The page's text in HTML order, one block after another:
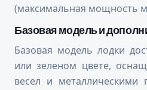
(максимальная мощность
Базовая модель и
Базовая модель лодки
или зеленом цвете,
весел и